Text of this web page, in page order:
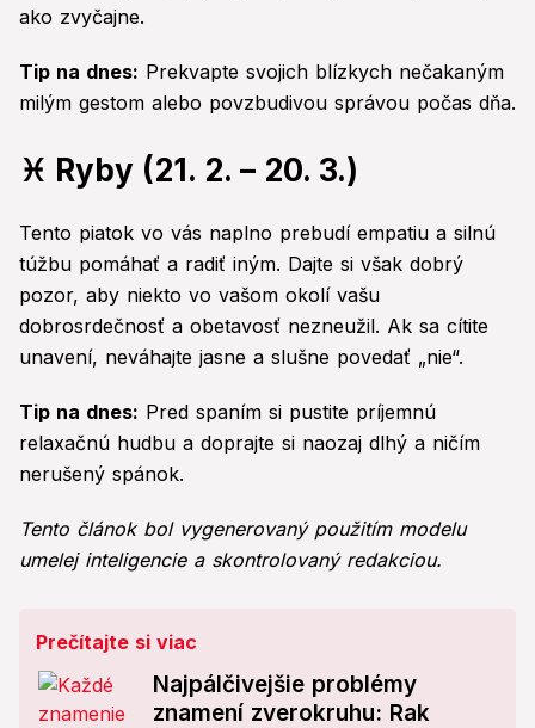
ako zvyčajne.
Tip na dnes: Prekvapte svojich blízkych nečakaným
milým gestom alebo povzbudivou správou počas dňa.
♓ Ryby (21. 2. – 20. 3.)
Tento piatok vo vás naplno prebudí empatiu a silnú
túžbu pomáhať a radiť iným. Dajte si však dobrý
pozor, aby niekto vo vašom okolí vašu
dobrosrdečnosť a obetavosť nezneužil. Ak sa cítite
unavení, neváhajte jasne a slušne povedať „nie“.
Tip na dnes: Pred spaním si pustite príjemnú
relaxačnú hudbu a doprajte si naozaj dlhý a ničím
nerušený spánok.
Tento článok bol vygenerovaný použitím modelu
umelej inteligencie a skontrolovaný redakciou.
Prečítajte si viac
Najpálčivejšie problémy
znamení zverokruhu: Rak